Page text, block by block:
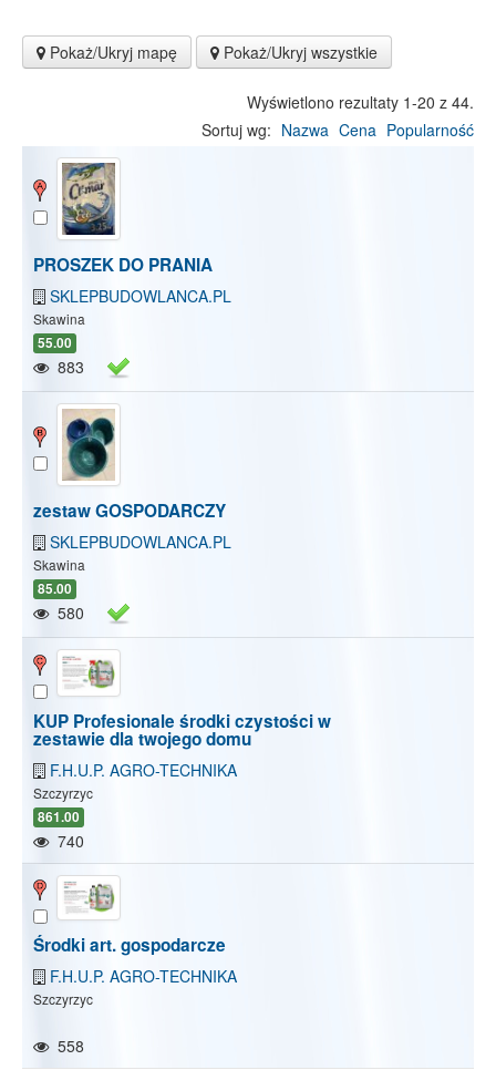
Pokaż/Ukryj mapę Pokaż/Ukryj wszystkie
Pokaż/Ukryj mapę Pokaż/Ukryj wszystkie
Wyświetlono rezultaty 1-20 z 44.
Sortuj wg: Nazwa Cena Popularność
PROSZEK DO PRANIA
SKLEPBUDOWLANCA.PL
Skawina
55.00
883
zestaw GOSPODARCZY
SKLEPBUDOWLANCA.PL
Skawina
85.00
580
KUP Profesionale środki czystości w
zestawie dla twojego domu
F.H.U.P. AGRO-TECHNIKA
Szczyrzyc
861.00
740
Środki art. gospodarcze
F.H.U.P. AGRO-TECHNIKA
Szczyrzyc
558